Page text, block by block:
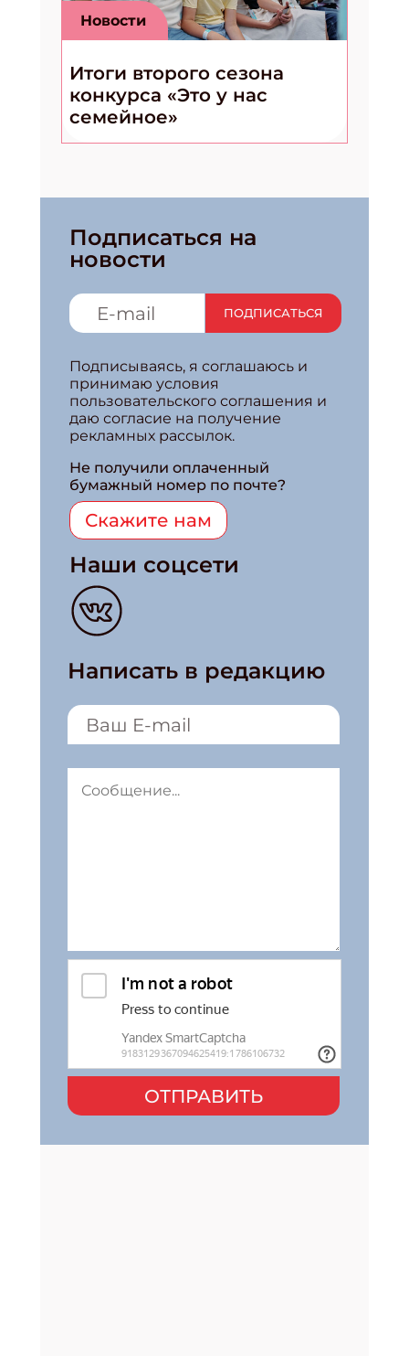
Новости
Итоги второго сезона
конкурса «Это у нас
семейное»
Подписаться на
новости
ПОДПИСАТЬСЯ
Подписываясь, я соглашаюсь и
принимаю условия
пользовательского соглашения и
даю согласие на получение
рекламных рассылок.
Не получили оплаченный
бумажный номер по почте?
Скажите нам
Наши соцсети
Написать в редакцию
ОТПРАВИТЬ